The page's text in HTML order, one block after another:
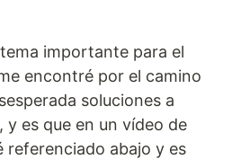
importante para el
encontré por el camino
soluciones a
es que en un vídeo de
referenciado abajo y es